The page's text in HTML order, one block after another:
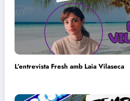
L’entrevista Fresh amb Laia Vilaseca